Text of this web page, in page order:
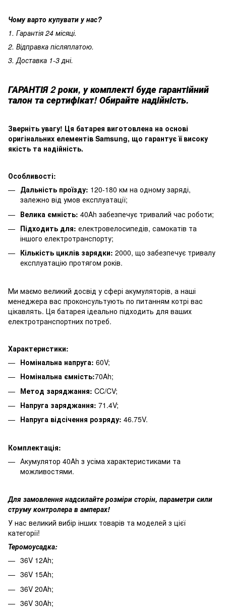
Чому варто купувати у нас?
1. Гарантія 24 місяці.
2. Відправка післяплатою.
3. Доставка 1-3 дні.
ГАРАНТІЯ 2 роки, у комплекті буде гарантійний
талон та сертифікат! Обирайте надійність.
Зверніть увагу! Ця батарея виготовлена на основі
оригінальних елементів Samsung, що гарантує її високу
якість та надійність.
Особливості:
Дальність проїзду: 120-180 км на одному заряді,
залежно від умов експлуатації;
Велика ємність: 40Ah забезпечує тривалий час роботи;
Підходить для: електровелосипедів, самокатів та
іншого електротранспорту;
Кількість циклів зарядки: 2000, що забезпечує тривалу
експлуатацію протягом років.
Ми маємо великий досвід у сфері акумуляторів, а наші
менеджера вас проконсультують по питанням котрі вас
цікавлять. Ця батарея ідеально підходить для ваших
електротранспортних потреб.
Характеристики:
Номінальна напруга: 60V;
Номінальна ємність:70Ah;
Метод заряджання: CC/CV;
Напруга заряджання: 71.4V;
Напруга відсічення розряду: 46.75V.
Комплектація:
Акумулятор 40Ah з усіма характеристиками та
можливостями.
Для замовлення надсилайте розміри сторін, параметри сили
струму контролера в амперах!
У нас великий вибір інших товарів та моделей з цієї
категорії!
Теромоусадка:
36V 12Ah;
36V 15Ah;
36V 20Ah;
36V 30Ah;